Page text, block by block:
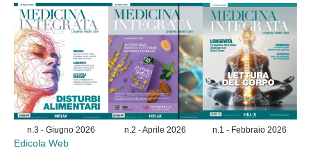
n.3 - Giugno 2026 n.2 - Aprile 2026 n.1 - Febbraio 2026
Edicola Web